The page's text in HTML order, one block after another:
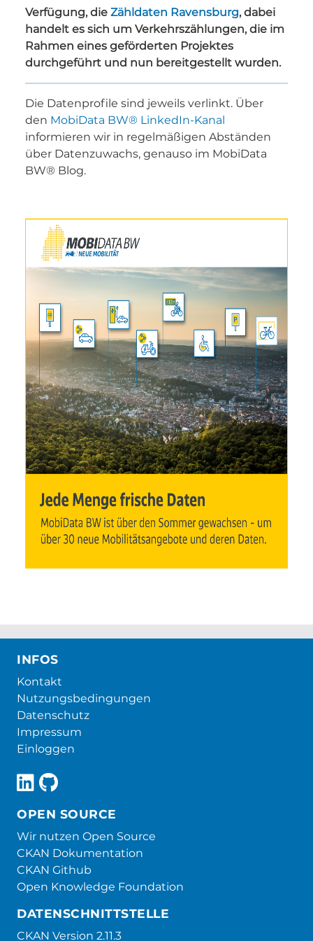
Verfügung, die Zähldaten Ravensburg, dabei
handelt es sich um Verkehrszählungen, die im
Rahmen eines geförderten Projektes
durchgeführt und nun bereitgestellt wurden.
Die Datenprofile sind jeweils verlinkt. Über
den MobiData BW® LinkedIn-Kanal
informieren wir in regelmäßigen Abständen
über Datenzuwachs, genauso im MobiData
BW® Blog.
INFOS
Kontakt
Nutzungsbedingungen
Datenschutz
Impressum
Einloggen
OPEN SOURCE
Wir nutzen Open Source
CKAN Dokumentation
CKAN Github
Open Knowledge Foundation
DATENSCHNITTSTELLE
CKAN Version 2.11.3